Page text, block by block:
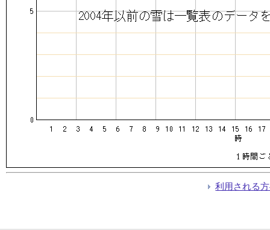
利用される